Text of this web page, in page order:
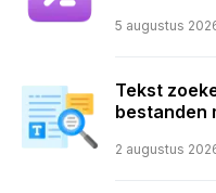
5 augustus
Tekst
bestanden
2 augustus